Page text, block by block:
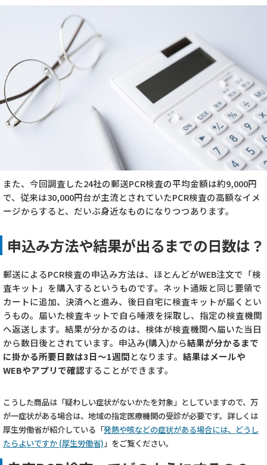
また、今回調査した24社の郵送PCR検査の平均金額は約9,000円
で、従来は30,000円台が主流とされていたPCR検査の高額なイメ
ージからすると、だいぶ身近なものになりつつあります。
申込み方法や結果が出るまでの日数は？
郵送によるPCR検査の申込み方法は、ほとんどがWEB注文で「検
査キット」を購入するというものです。ネット通販と同じ要領で
カートに追加、決済へと進み、後日自宅に検査キットが届くとい
うもの。届いた検査キットで自ら唾液を採取し、指定の検査機関
へ返送します。結果が分かるのは、検体が検査機関へ届いた当日
から数日後とされています。申込み(購入)から結果が分かるまで
に掛かる所要日数は3日～1週間となります。 結果はメールや
WEBやアプリで確認することができます。
こうした商品は「疑わしい症状がないかたを対象」としていますので、万
が一症状がある場合は、地域の指定医療機関の受診が必要です。詳しくは
厚生労働省が紹介している「発熱や咳などの症状がある場合には、どうし
たらよいですか (厚生労働省)」をご覧ください。